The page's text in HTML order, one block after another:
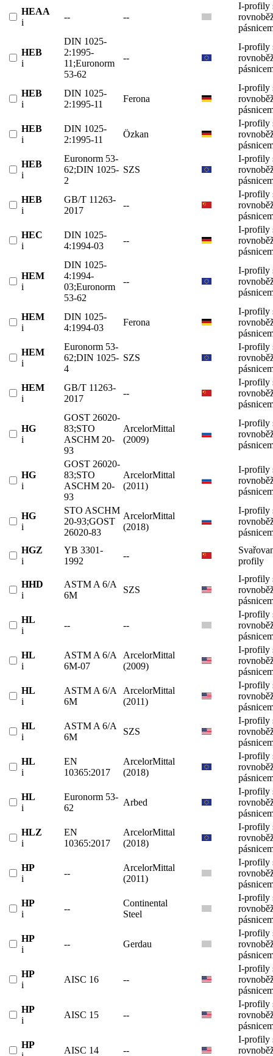
HEAA
i
-- --
I-profily
HEB
i
DIN 1025-
2:1995-
11;Euronorm
53-62
--
I-profily
HEB
i
DIN 1025-
2:1995-11
Ferona
I-profily
HEB
i
DIN 1025-
2:1995-11
Özkan
I-profily
HEB
i
Euronorm 53-
62;DIN 1025-
2
SZS
I-profily
HEB
i
GB/T 11263-
2017
--
I-profily
HEC
i
DIN 1025-
4:1994-03
--
I-profily
HEM
i
DIN 1025-
4:1994-
03;Euronorm
53-62
--
I-profily
HEM
i
DIN 1025-
4:1994-03
Ferona
I-profily
HEM
i
Euronorm 53-
62;DIN 1025-
4
SZS
I-profily
HEM
i
GB/T 11263-
2017
--
I-profily
HG
i
GOST 26020-
83;STO
ASCHM 20-
93
ArcelorMittal
(2009)
I-profily
HG
i
GOST 26020-
83;STO
ASCHM 20-
93
ArcelorMittal
(2011)
I-profily
HG
i
STO ASCHM
20-93;GOST
26020-83
ArcelorMittal
(2018)
I-profily
HGZ
i
YB 3301-
1992
--
profily
HHD
i
ASTM A 6/A
6M
SZS
I-profily
HL
i
-- --
I-profily
HL
i
ASTM A 6/A
6M-07
ArcelorMittal
(2009)
I-profily
HL
i
ASTM A 6/A
6M
ArcelorMittal
(2011)
I-profily
HL
i
ASTM A 6/A
6M
SZS
I-profily
HL
i
EN
10365:2017
ArcelorMittal
(2018)
I-profily
HL
i
Euronorm 53-
62
Arbed
I-profily
HLZ
i
EN
10365:2017
ArcelorMittal
(2018)
I-profily
HP
i
--
ArcelorMittal
(2011)
I-profily
HP
i
--
Continental
Steel
I-profily
HP
i
-- Gerdau
I-profily
HP
i
AISC 16 --
I-profily
HP
i
AISC 15 --
I-profily
HP
AISC 14 --
I-profily